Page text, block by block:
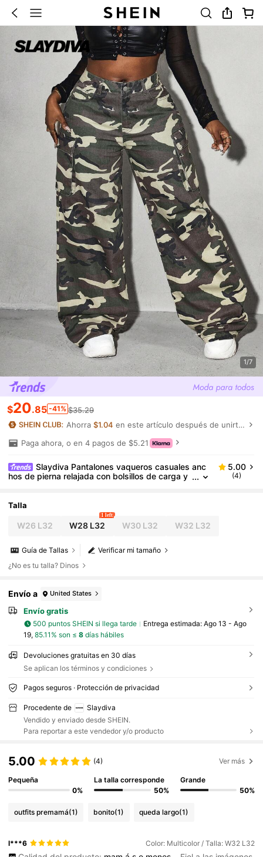
1/7
$20.85 -41% $35.29
Ahorra $1.04 en este artículo después de unirte.
Paga ahora, o en 4 pagos de $5.21
Slaydiva Pantalones vaqueros casuales anc
hos de pierna relajada con bolsillos de carga y
5.00
(4)
Talla
W26 L32 W28 L32
1 left
W30 L32 W32 L32
Verificar mi tamaño
Guía de Tallas
¿No es tu talla? Dinos
Envío a United States
Envío gratis
500 puntos SHEIN si llega tarde Entrega estimada: Ago 13 - Ago
19, 85.11% son ≤ 8días hábiles
Devoluciones gratuitas en 30 días
Se aplican los términos y condiciones
Pagos seguros · Protección de privacidad
Procedente de
Slaydiva
Vendido y enviado desde SHEIN.
Para reportar a este vendedor y/o producto
5.00 (4) Ver más
Pequeña
0%
La talla corresponde
50%
Grande
50%
outfits premamá(1) bonito(1) queda largo(1)
l***6 Color: Multicolor / Talla: W32 L32